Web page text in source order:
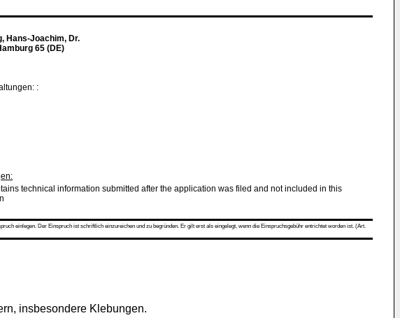
Hans-Joachim, Dr.
65 (DE)
:
technical information submitted after the application was filed and not included in this
einlegen. Der Einspruch ist schriftlich einzureichen und zu begründen. Er gilt erst als eingelegt, wenn die Einspruchsgebühr entrichtet worden ist. (Art.
insbesondere Klebungen.